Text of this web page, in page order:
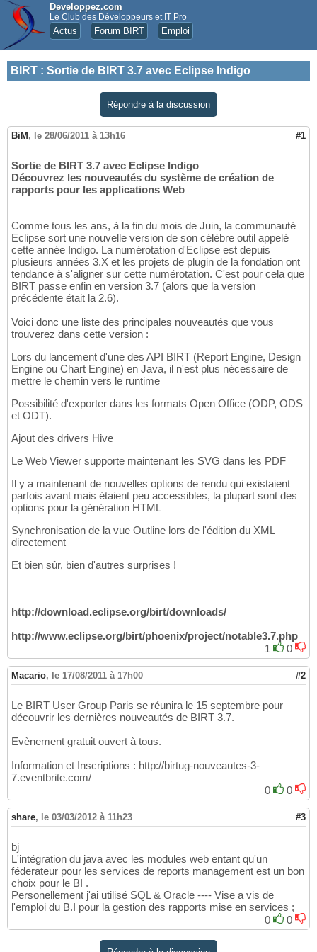
Developpez.com
Le Club des Développeurs et IT Pro
Actus Forum BIRT Emploi
BIRT : Sortie de BIRT 3.7 avec Eclipse Indigo
Répondre à la discussion
BiM , le 28/06/2011 à 13h16 #1
Sortie de BIRT 3.7 avec Eclipse Indigo
Découvrez les nouveautés du système de création de
rapports pour les applications Web
Comme tous les ans, à la fin du mois de Juin, la communauté
Eclipse sort une nouvelle version de son célèbre outil appelé
cette année Indigo. La numérotation d'Eclipse est depuis
plusieurs années 3.X et les projets de plugin de la fondation ont
tendance à s'aligner sur cette numérotation. C'est pour cela que
BIRT passe enfin en version 3.7 (alors que la version
précédente était la 2.6).
Voici donc une liste des principales nouveautés que vous
trouverez dans cette version :
Lors du lancement d'une des API BIRT (Report Engine, Design
Engine ou Chart Engine) en Java, il n'est plus nécessaire de
mettre le chemin vers le runtime
Possibilité d'exporter dans les formats Open Office (ODP, ODS
et ODT).
Ajout des drivers Hive
Le Web Viewer supporte maintenant les SVG dans les PDF
Il y a maintenant de nouvelles options de rendu qui existaient
parfois avant mais étaient peu accessibles, la plupart sont des
options pour la génération HTML
Synchronisation de la vue Outline lors de l'édition du XML
directement
Et bien sûr, bien d'autres surprises !
http://download.eclipse.org/birt/downloads/
http://www.eclipse.org/birt/phoenix/project/notable3.7.php
1
0
Macario, le 17/08/2011 à 17h00 #2
Le BIRT User Group Paris se réunira le 15 septembre pour
découvrir les dernières nouveautés de BIRT 3.7.
Evènement gratuit ouvert à tous.
Information et Inscriptions : http://birtug-nouveautes-3-
7.eventbrite.com/
0
0
share, le 03/03/2012 à 11h23 #3
bj
L'intégration du java avec les modules web entant qu'un
féderateur pour les services de reports management est un bon
choix pour le BI .
Personellement j'ai utilisé SQL & Oracle ---- Vise a vis de
l'emploi du B.I pour la gestion des rapports mise en services ;
0
0